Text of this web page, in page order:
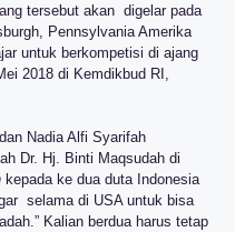
tersebut akan digelar pada
Pennsylvania Amerika
untuk berkompetisi di ajang
2018 di Kemdikbud RI,
Nadia Alfi Syarifah
Dr. Hj. Binti Maqsudah di
kepada ke dua duta Indonesia
selama di USA untuk bisa
Kalian berdua harus tetap